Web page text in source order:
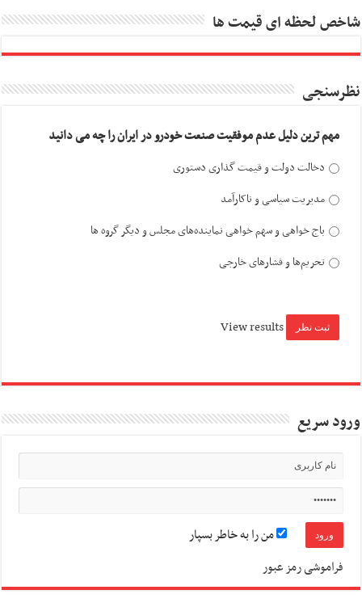
شاخص لحظه ای قیمت ها
نظرسنجی
مهم ترین دلیل عدم موفقیت صنعت خودرو در ایران را چه می دانید
دخالت دولت و قیمت گذاری دستوری
مدیریت سیاسی و ناکارآمد
باج خواهی و سهم خواهی نماینده‌های مجلس و دیگر گروه ها
تحریم‌ها و فشارهای خارجی
View results
ورود سریع
من را به خاطر بسپار
فراموشی رمز عبور